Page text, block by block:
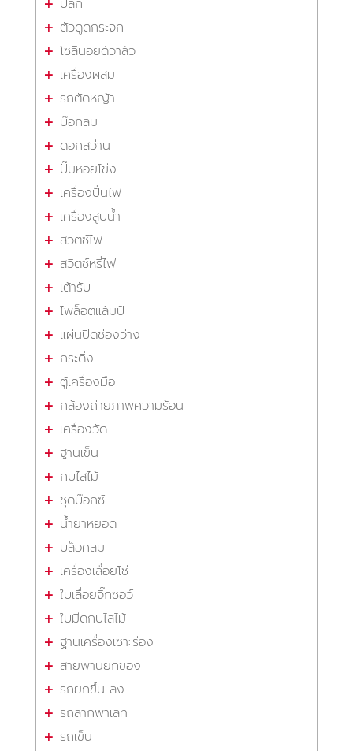
ปลั๊ก
ตัวดูดกระจก
โซลินอยด์วาล์ว
เครื่องผสม
รถตัดหญ้า
บ๊อกลม
ดอกสว่าน
ปั๊มหอยโข่ง
เครื่องปั่นไฟ
เครื่องสูบน้ำ
สวิตซ์ไฟ
สวิตซ์หรี่ไฟ
เต้ารับ
ไพล็อตแล้มป์
แผ่นปิดช่องว่าง
กระดิ่ง
ตู้เครื่องมือ
กล้องถ่ายภาพความร้อน
เครื่องวัด
ฐานเข็น
กบไสไม้
ชุดบ๊อกซ์
น้ำยาหยอด
บล็อคลม
เครื่องเลื่อยโซ่
ใบเลื่อยจิ๊กซอว์
ใบมีดกบไสไม้
ฐานเครื่องเซาะร่อง
สายพานยกของ
รถยกขึ้น-ลง
รถลากพาเลท
รถเข็น